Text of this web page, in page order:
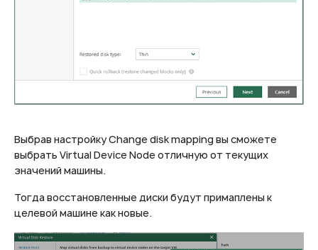
Выбрав настройку Change disk mapping вы сможете
выбрать Virtual Device Node отличную от текущих
значений машины.
Тогда восстановленные диски будут примаплены к
целевой машине как новые.